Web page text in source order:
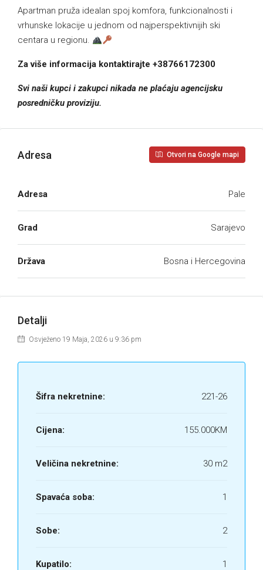
Apartman pruža idealan spoj komfora, funkcionalnosti i
vrhunske lokacije u jednom od najperspektivnijih ski
centara u regionu.
Za više informacija kontaktirajte +38766172300
Svi naši kupci i zakupci nikada ne plaćaju agencijsku
posredničku proviziju.
Adresa Otvori na Google mapi
Adresa Pale
Grad Sarajevo
Država Bosna i Hercegovina
Detalji
Osvježeno 19 Maja, 2026 u 9:36 pm
Šifra nekretnine: 221-26
Cijena: 155.000KM
Veličina nekretnine: 30 m2
Spavaća soba: 1
Sobe: 2
Kupatilo: 1